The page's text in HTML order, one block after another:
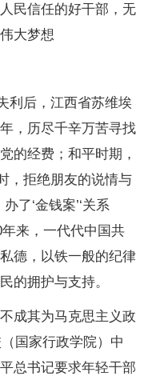
民信任的好干部，无
大梦想
后，江西省苏维埃
，历尽千辛万苦寻找
的经费；和平时期，
，拒绝朋友的说情与
了‘金钱案’‘关系
年来，一代代中国共
德，以铁一般的纪律
的拥护与支持。
其为马克思主义政
国家行政学院）中
总书记要求年轻干部